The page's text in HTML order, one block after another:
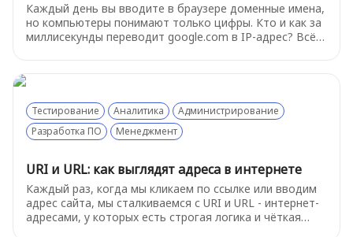
Каждый день вы вводите в браузере доменные имена,
но компьютеры понимают только цифры. Кто и как за
миллисекунды переводит google.com в IP-адрес? Всё
Тестирование Аналитика
Администрирование
Разработка ПО
Менеджмент
URI и URL: как выглядят адреса в интернете
Каждый раз, когда мы кликаем по ссылке или вводим
адрес сайта, мы сталкиваемся с URI и URL - интернет-
адресами, у которых есть строгая логика и чёткая